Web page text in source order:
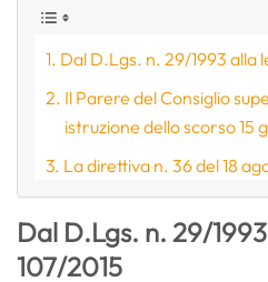
Dal D.Lgs. n. 29/1993 alla
Il Parere del Consiglio
istruzione dello scorso 15
La direttiva n. 36 del 18
Dal D.Lgs. n. 29/
107/2015